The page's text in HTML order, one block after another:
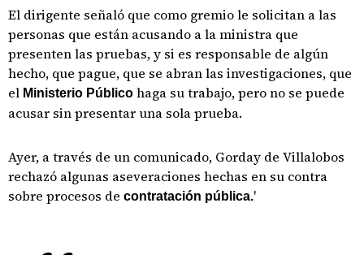
El dirigente señaló que como gremio le solicitan a las
personas que están acusando a la ministra que
presenten las pruebas, y si es responsable de algún
hecho, que pague, que se abran las investigaciones, que
el Ministerio Público haga su trabajo, pero no se puede
acusar sin presentar una sola prueba.
Ayer, a través de un comunicado, Gorday de Villalobos
rechazó algunas aseveraciones hechas en su contra
sobre procesos de contratación pública.'